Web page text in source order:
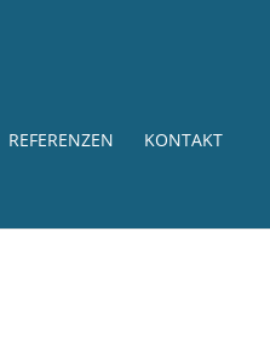
REFERENZEN KONTAKT